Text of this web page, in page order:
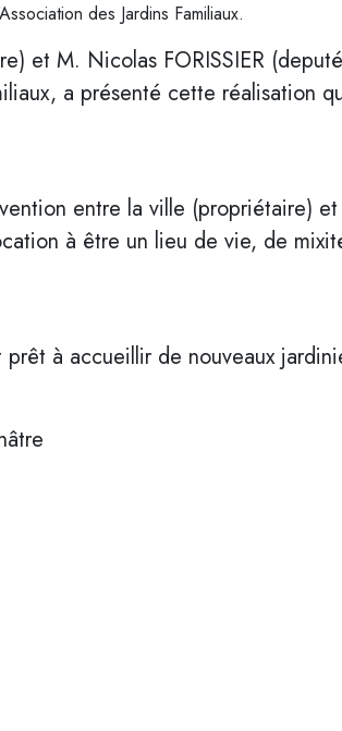
des Jardins Familiaux.
et M. Nicolas FORISSIER
a présenté cette
entre la ville (propriétaire)
à être un lieu de vie, de
à accueillir de nouveaux